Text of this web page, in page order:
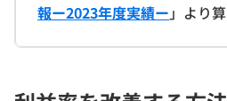
報ー2023年度実績ー 」より